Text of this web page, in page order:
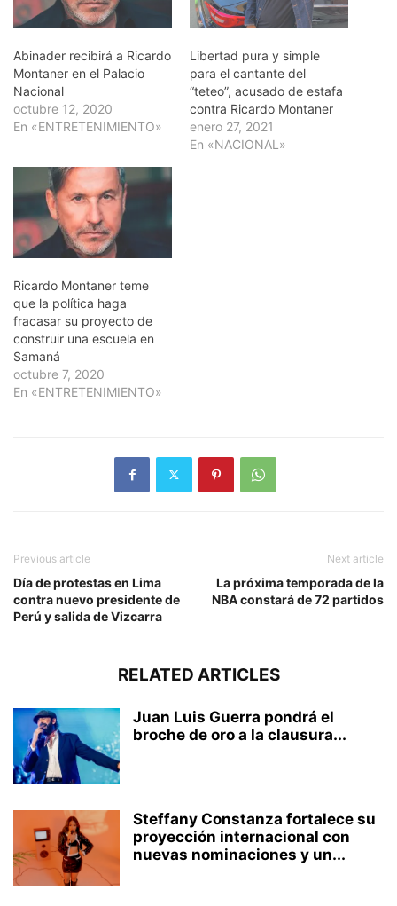
Abinader recibirá a Ricardo
Montaner en el Palacio
Nacional
octubre 12, 2020
En «ENTRETENIMIENTO»
Libertad pura y simple
para el cantante del
“teteo”, acusado de estafa
contra Ricardo Montaner
enero 27, 2021
En «NACIONAL»
Ricardo Montaner teme
que la política haga
fracasar su proyecto de
construir una escuela en
Samaná
octubre 7, 2020
En «ENTRETENIMIENTO»
Previous article
Día de protestas en Lima
contra nuevo presidente de
Perú y salida de Vizcarra
Next article
La próxima temporada de la
NBA constará de 72 partidos
RELATED ARTICLES
Juan Luis Guerra pondrá el
broche de oro a la clausura...
Steffany Constanza fortalece su
proyección internacional con
nuevas nominaciones y un...